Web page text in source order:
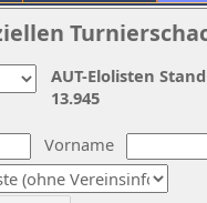
Vorname
AUT-Elolisten
13.945